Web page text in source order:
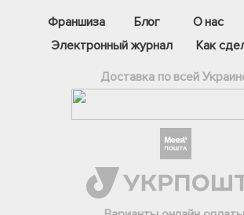
Франшиза Блог О нас
Электронный журнал
Как
Доставка по всей